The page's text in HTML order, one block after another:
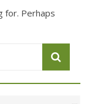
for. Perhaps